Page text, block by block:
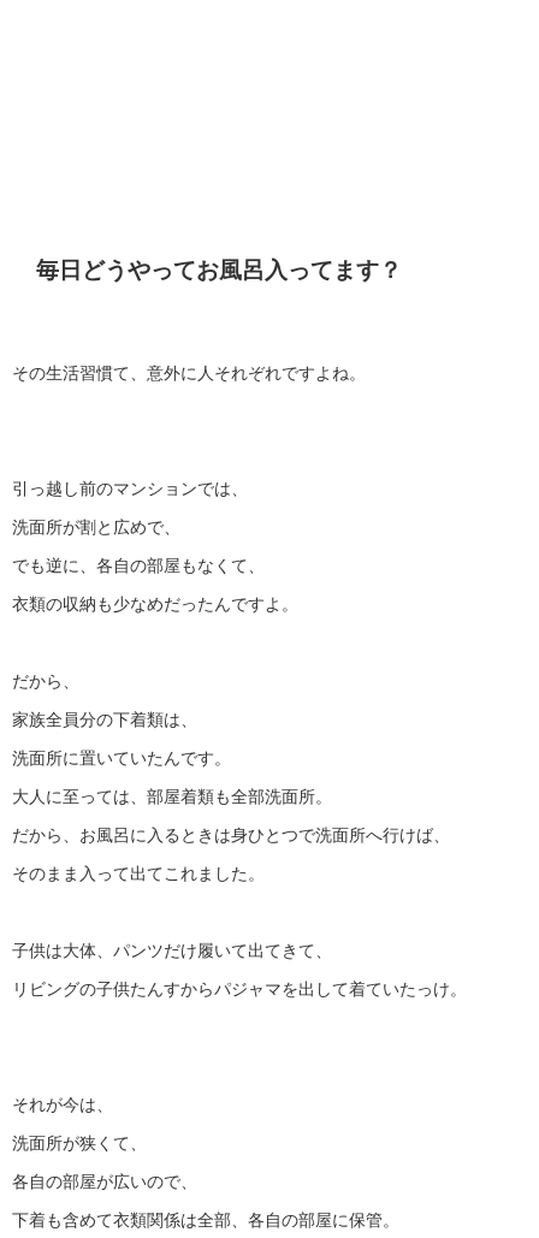
毎日どうやってお風呂入ってます？
その生活習慣て、意外に人それぞれですよね。
引っ越し前のマンションでは、
洗面所が割と広めで、
でも逆に、各自の部屋もなくて、
衣類の収納も少なめだったんですよ。
だから、
家族全員分の下着類は、
洗面所に置いていたんです。
大人に至っては、部屋着類も全部洗面所。
だから、お風呂に入るときは身ひとつで洗面所へ行けば、
そのまま入って出てこれました。
子供は大体、パンツだけ履いて出てきて、
リビングの子供たんすからパジャマを出して着ていたっけ。
それが今は、
洗面所が狭くて、
各自の部屋が広いので、
下着も含めて衣類関係は全部、各自の部屋に保管。